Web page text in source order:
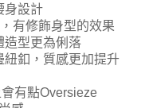
身設計
有修飾身型的效果
造型更為俐落
紐釦 ，質感更加提升
有點Oversieze